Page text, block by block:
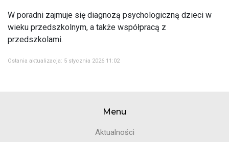
W poradni zajmuje się diagnozą psychologiczną dzieci w
wieku przedszkolnym, a także współpracą z
przedszkolami.
Ostania aktualizacja: 5 stycznia 2026 11:02
Menu
Aktualności